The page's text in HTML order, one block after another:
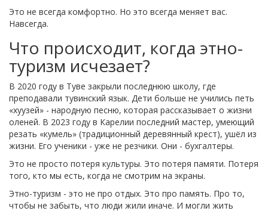
Это не всегда комфортно. Но это всегда меняет вас.
Навсегда.
Что происходит, когда этно-
туризм исчезает?
В 2020 году в Туве закрыли последнюю школу, где
преподавали тувинский язык. Дети больше не учились петь
«хуузей» - народную песню, которая рассказывает о жизни
оленей. В 2023 году в Карелии последний мастер, умеющий
резать «кумель» (традиционный деревянный крест), ушёл из
жизни. Его ученики - уже не резчики. Они - бухгалтеры.
Это не просто потеря культуры. Это потеря памяти. Потеря
того, кто мы есть, когда не смотрим на экраны.
Этно-туризм - это не про отдых. Это про память. Про то,
чтобы не забыть, что люди жили иначе. И могли жить